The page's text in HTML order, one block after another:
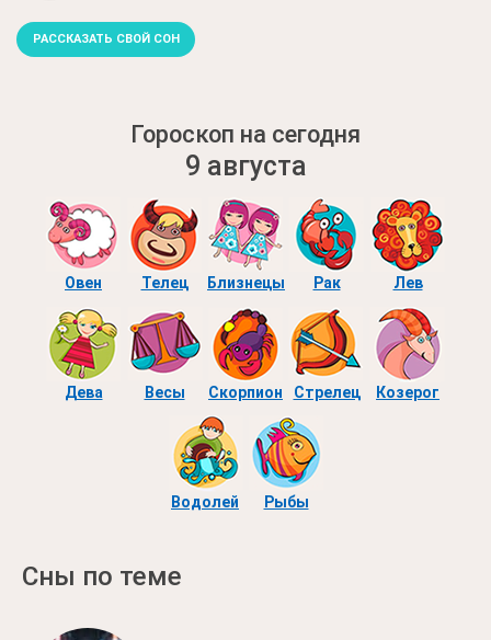
РАССКАЗАТЬ СВОЙ СОН
Гороскоп на сегодня
9 августа
Овен Телец Близнецы Рак Лев
Дева Весы Скорпион Стрелец Козерог
Водолей Рыбы
Сны по теме